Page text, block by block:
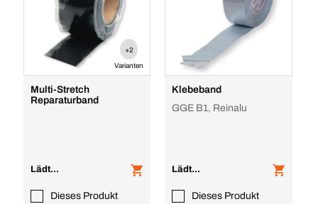
+2
Varianten
Multi-Stretch
Reparaturband
Lädt...
Dieses Produkt
Klebeband
GGE B1, Reinalu
Lädt...
Dieses Produkt